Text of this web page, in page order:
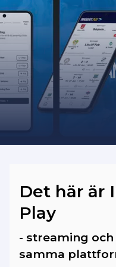
Bilder och
som spelades
har vi dessvärre
importera in på
Det här är
Play
- streaming
samma